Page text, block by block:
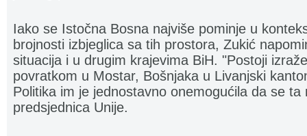
Iako se Istočna Bosna najviše pominje u
brojnosti izbjeglica sa tih prostora, Zukić
situacija i u drugim krajevima BiH. "Postoji
povratkom u Mostar, Bošnjaka u Livanjski
Politika im je jednostavno onemogućila da se ta
predsjednica Unije.